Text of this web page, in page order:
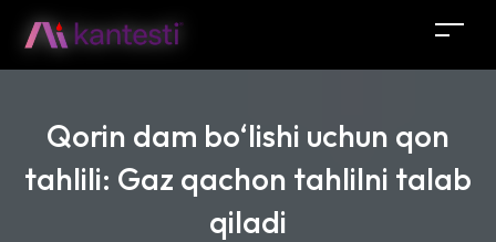
Qorin dam bo‘lishi uchun qon
tahlili: Gaz qachon tahlilni talab
qiladi